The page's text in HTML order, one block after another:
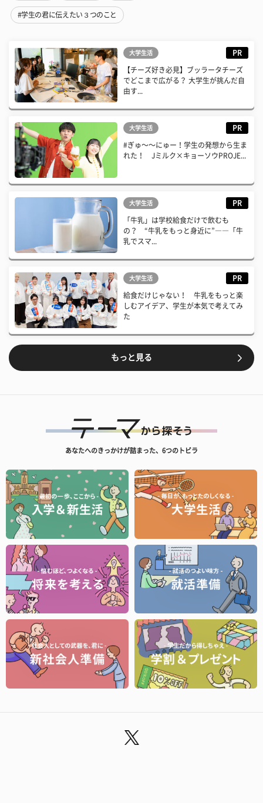
#学生の君に伝えたい３つのこと
大学生活 PR
【チーズ好き必見】ブッラータチーズ
でどこまで広がる？ 大学生が挑んだ自
由す...
大学生活 PR
#ぎゅ〜〜にゅー！学生の発想から生ま
れた！ Jミルク×キョーソウPROJE...
大学生活 PR
「牛乳」は学校給食だけで飲むも
の？ “牛乳をもっと身近に”――「牛
乳でスマ...
大学生活 PR
給食だけじゃない！ 牛乳をもっと楽
しむアイデア、学生が本気で考えてみ
た
もっと見る
あなたへのきっかけが詰まった、6つのトビラ